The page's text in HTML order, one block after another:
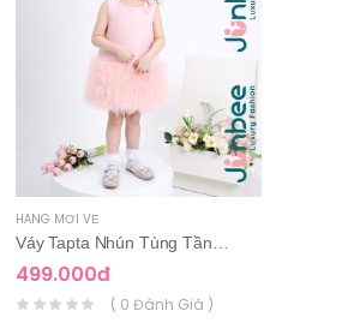
HÀNG MỚI VỀ
499.000đ
( 0 Đánh Giá )